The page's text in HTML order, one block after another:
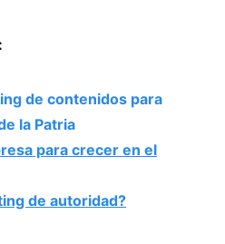
de contenidos para
la Patria
para crecer en el
de autoridad?